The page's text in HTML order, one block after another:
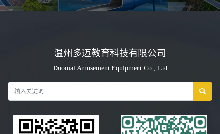
温州多迈教育科技有限公司
Duomai Amusement Equipment Co., Ltd